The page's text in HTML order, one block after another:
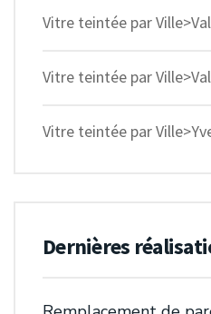
Vitre teintée par
Vitre teintée par
Vitre teintée par
Dernières